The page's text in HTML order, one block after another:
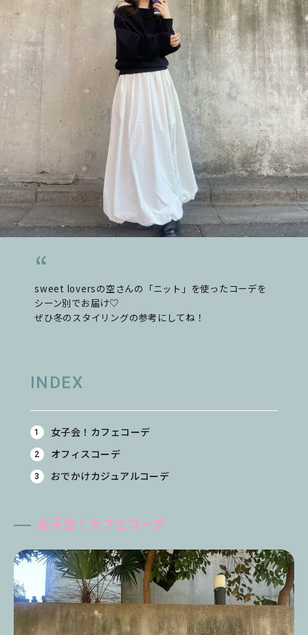
sweet loversの空さんの「ニット」を使ったコーデを
シーン別でお届け♡
ぜひ冬のスタイリングの参考にしてね！
INDEX
女子会！カフェコーデ
オフィスコーデ
おでかけカジュアルコーデ
女子会！カフェコーデ